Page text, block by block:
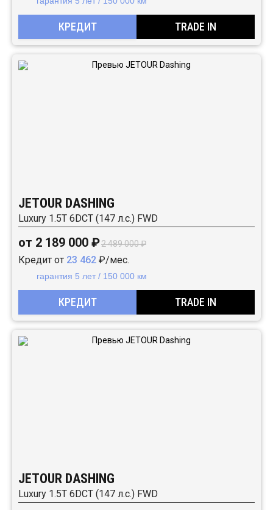
КРЕДИТ TRADE IN
JETOUR DASHING
Luxury 1.5T 6DCT (147 л.с.) FWD
от 2 189 000 ₽2 489 000 ₽
Кредит от 23 462 ₽/мес.
гарантия 5 лет / 150 000 км
КРЕДИТ TRADE IN
JETOUR DASHING
Luxury 1.5T 6DCT (147 л.с.) FWD